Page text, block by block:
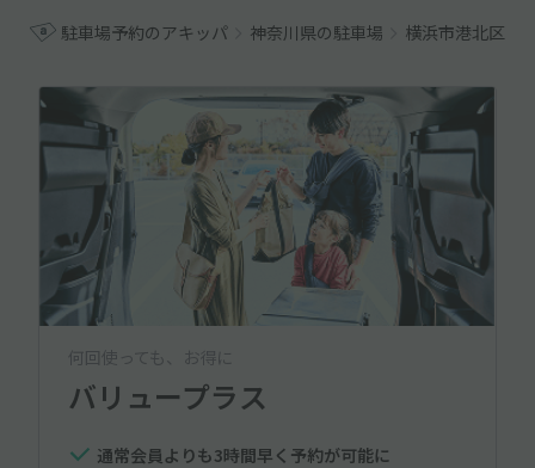
駐車場予約のアキッパ 神奈川県の駐車場 横浜市港北区の
何回使っても、お得に
バリュープラス
通常会員よりも3時間早く予約が可能に